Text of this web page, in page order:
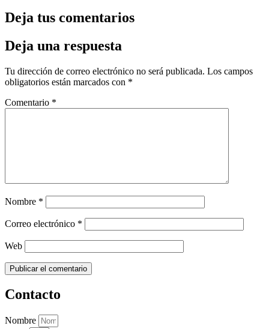
Deja tus comentarios
Deja una respuesta
Tu dirección de correo electrónico no será publicada. Los campos
obligatorios están marcados con *
Comentario *
Nombre *
Correo electrónico *
Web
Contacto
Nombre